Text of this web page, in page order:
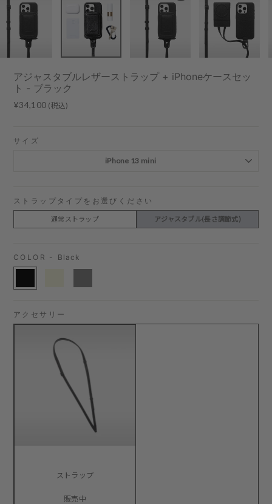
アジャスタブルレザーストラップ + iPhoneケースセッ
ト - ブラック
Regular
¥34,100 (税込)
サイズ
ストラップタイプをお選びください
通常ストラップ アジャスタブル(長さ調節式)
COLOR - Black
アクセサリー
ストラップ
販売中